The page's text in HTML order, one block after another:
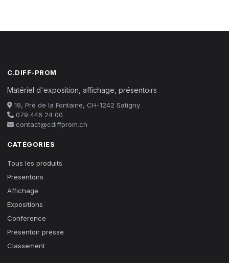
C.DIFF-PROM
Matériel d'exposition, affichage, présentoirs
19, Pré de la Fontaine, CH-1242 Satigny
079 446 24 00
contact@cdiffprom.ch
CATÉGORIES
Tous les produits
Presentoirs
Affichage
Expositions
Conference
Presentoir presse
Classement